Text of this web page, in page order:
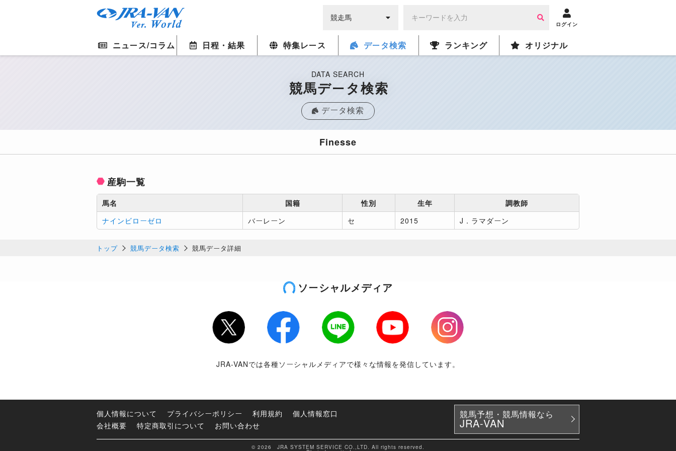
ログイン
ニュース/コラム 日程・結果 特集レース データ検索 ランキング オリジナル
DATA SEARCH
競馬データ検索
データ検索
Finesse
産駒一覧
馬名 国籍 性別 生年
調教師
ナインビローゼロ
バーレーン セ 2015 J．ラマダーン
トップ 競馬データ検索 競馬データ詳細
ソーシャルメディア
Twitter LINE Youtube
Instagram
JRA-VANでは各種ソーシャルメディアで様々な情報を発信しています。
個人情報について プライバシーポリシー 利用規約
個人情報窓口
会社概要
特定商取引について お問い合わせ
競馬予想・競馬情報なら
JRA-VAN
© 2026 JRA SYSTEM SERVICE CO.,LTD. All rights reserved.